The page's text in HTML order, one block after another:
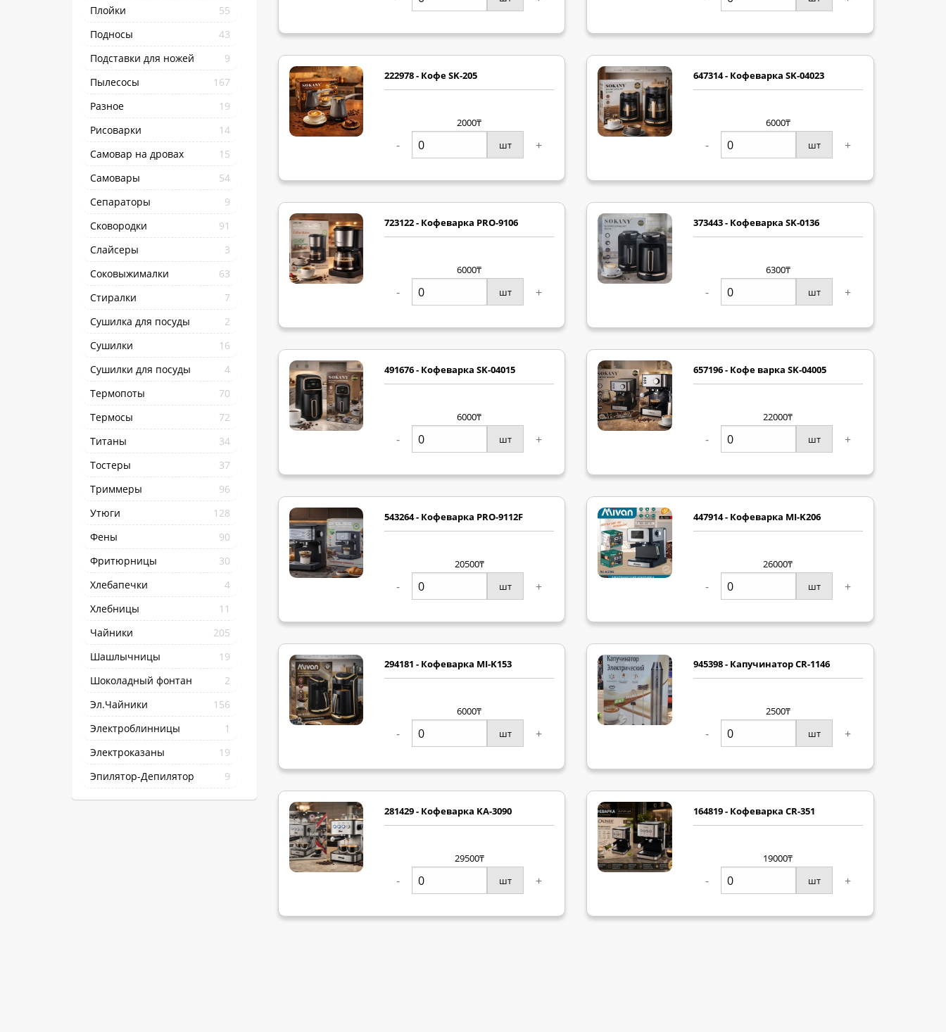
Плойки
55
Подносы
43
Подставки для ножей
9
Пылесосы
167
Разное
19
Рисоварки
14
Самовар на дровах
15
Самовары
54
Сепараторы
9
Сковородки
91
Слайсеры
3
Соковыжималки
63
Стиралки
7
Сушилка для посуды
2
Сушилки
16
Сушилки для посуды
4
Термопоты
70
Термосы
72
Титаны
34
Тостеры
37
Триммеры
96
Утюги
128
Фены
90
Фритюрницы
30
Хлебапечки
4
Хлебницы
11
Чайники
205
Шашлычницы
19
Шоколадный фонтан
2
Эл.Чайники
156
Электроблинницы
1
Электроказаны
19
Эпилятор-Депилятор
9
222978 - Кофе SK-205
2000₸
- шт +
647314 - Кофеварка SK-04023
6000₸
- шт +
723122 - Кофеварка PRO-9106
6000₸
- шт +
373443 - Кофеварка SK-0136
6300₸
- шт +
491676 - Кофеварка SK-04015
6000₸
- шт +
657196 - Кофе варка SK-04005
22000₸
- шт +
543264 - Кофеварка PRO-9112F
20500₸
- шт +
447914 - Кофеварка MI-K206
26000₸
- шт +
294181 - Кофеварка MI-K153
6000₸
- шт +
945398 - Капучинатор CR-1146
2500₸
- шт +
281429 - Кофеварка KA-3090
29500₸
- шт +
164819 - Кофеварка CR-351
19000₸
- шт +